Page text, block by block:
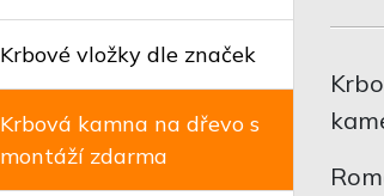
Krbové vložky dle značek
Krbová kamna na dřevo s
montáží zdarma